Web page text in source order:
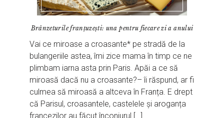
Brânzeturile franțuzești: una pentru fiecare zi a anului
Vai ce miroase a croasante* pe stradă de la
bulangeriile astea, îmi zice mama în timp ce ne
plimbam iarna asta prin Paris. Apăi a ce să
miroasă dacă nu a croasante?– îi răspund, ar fi
culmea să miroasă a altceva în Franța. E drept
că Parisul, croasantele, castelele și aroganța
francezilor au făcut înconjurul […]